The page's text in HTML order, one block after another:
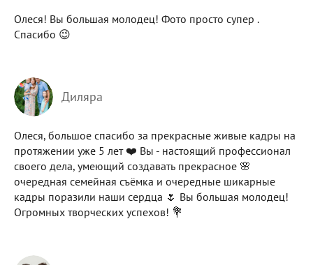
Олеся! Вы большая молодец! Фото просто супер .
Спасибо 😉
Диляра
Олеся, большое спасибо за прекрасные живые кадры на
протяжении уже 5 лет ❤️ Вы - настоящий профессионал
своего дела, умеющий создавать прекрасное 🌸
очередная семейная съёмка и очередные шикарные
кадры поразили наши сердца 🌷 Вы большая молодец!
Огромных творческих успехов! 💐